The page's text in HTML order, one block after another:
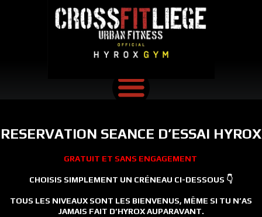
RESERVATION SEANCE D’ESSAI HYROX
GRATUIT ET SANS ENGAGEMENT
CHOISIS SIMPLEMENT UN CRÉNEAU CI-DESSOUS 👇
TOUS LES NIVEAUX SONT LES BIENVENUS, MÊME SI TU N’AS
JAMAIS FAIT D’HYROX AUPARAVANT.